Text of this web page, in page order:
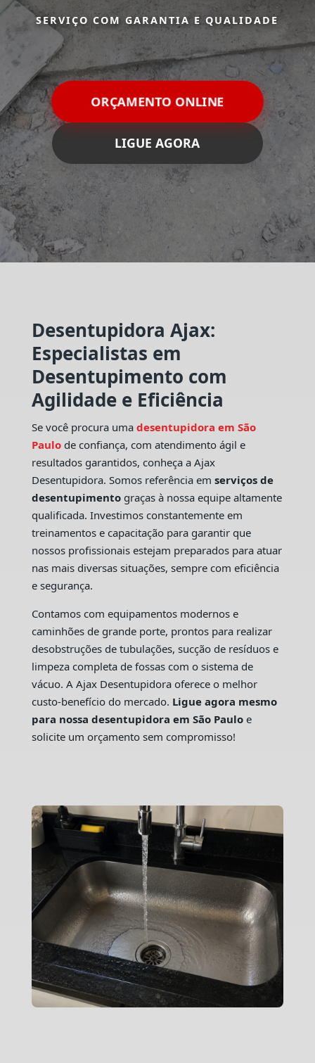
SERVIÇO COM GARANTIA E QUALIDADE
ORÇAMENTO ONLINE
LIGUE AGORA
Desentupidora Ajax:
Especialistas em
Desentupimento com
Agilidade e Eficiência
Se você procura uma desentupidora em São
Paulo de confiança, com atendimento ágil e
resultados garantidos, conheça a Ajax
Desentupidora. Somos referência em serviços de
desentupimentograças à nossa equipe altamente
qualificada. Investimos constantemente em
treinamentos e capacitação para garantir que
nossos profissionais estejam preparados para atuar
nas mais diversas situações, sempre com eficiência
e segurança.
Contamos com equipamentos modernos e
caminhões de grande porte, prontos para realizar
desobstruções de tubulações, sucção de resíduos e
limpeza completa de fossas com o sistema de
vácuo. A Ajax Desentupidora oferece o melhor
custo-benefício do mercado. Ligue agora mesmo
para nossa desentupidora em São Pauloe
solicite um orçamento sem compromisso!